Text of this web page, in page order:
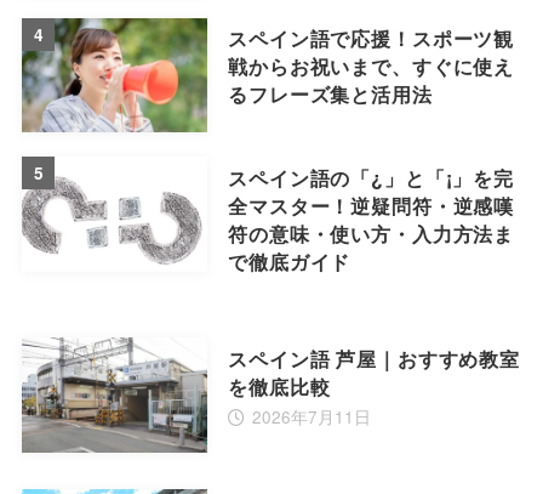
4
スペイン語で応援！スポーツ観
戦からお祝いまで、すぐに使え
るフレーズ集と活用法
5
スペイン語の「¿」と「¡」を完
全マスター！逆疑問符・逆感嘆
符の意味・使い方・入力方法ま
で徹底ガイド
スペイン語 芦屋｜おすすめ教室
を徹底比較
2026年7月11日